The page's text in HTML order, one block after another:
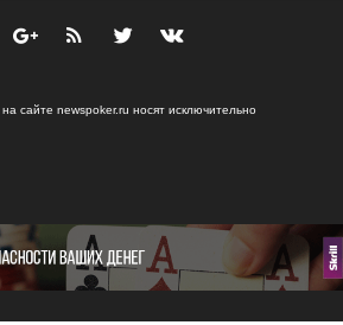
сайте newspoker.ru носят исключительно